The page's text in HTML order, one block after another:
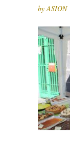
byASION